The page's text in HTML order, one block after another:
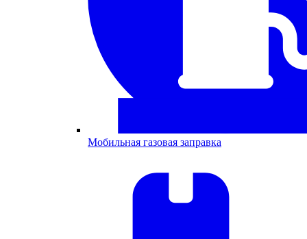
Мобильная газовая заправка